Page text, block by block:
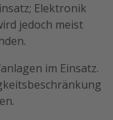
Elektronik
jedoch meist
im Einsatz.